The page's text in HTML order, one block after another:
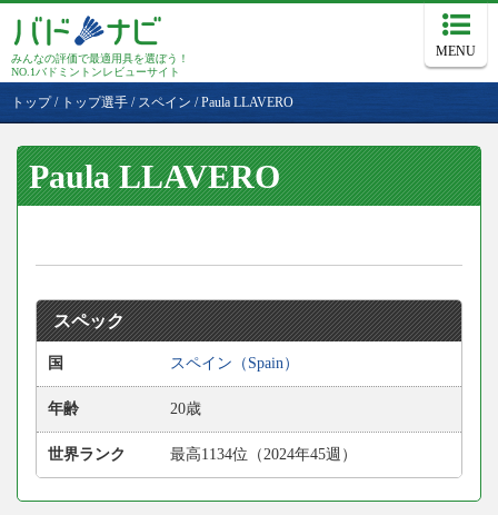
みんなの評価で最適用具を選ぼう！
NO.1バドミントンレビューサイト
MENU
トップ/ トップ選手 / スペイン /Paula LLAVERO
Paula LLAVERO
スペック
国 スペイン（Spain）
年齢 20歳
世界ランク 最高1134位（2024年45週）